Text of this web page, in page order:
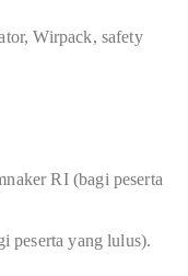
Wirpack, safety
RI (bagi peserta
peserta yang lulus).